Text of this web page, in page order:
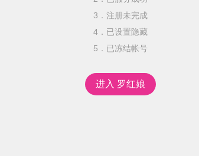
3．注册未完成
4．已设置隐藏
5．已冻结帐号
进入 罗红娘